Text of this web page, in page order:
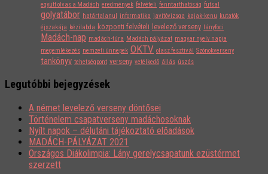
együtt olvas a Madách eredmények felvételi fenntarthatóság futsal
golyatábor határtalanul informatika javítóvizsga kajak-kenu kutatók
éjszakája kézilabda központi felvételi levelező verseny lányfoci
Madách-nap madách-túra Madách pályázat magyar nyelv napja
megemlékezés nemzeti ünnepek OKTV olasz fesztivál Szónokverseny
tankönyv tehetségpont verseny vetélkedő állás úszás
Legutóbbi bejegyzések
A német levelező verseny döntősei
Történelem csapatverseny madáchosoknak
Nyílt napok – délutáni tájékoztató előadások
MADÁCH-PÁLYÁZAT 2021
Országos Diákolimpia: Lány gerelycsapatunk ezüstérmet
szerzett